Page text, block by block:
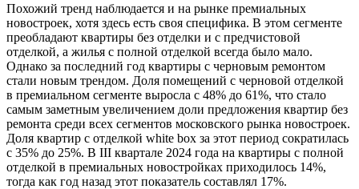
Похожий тренд наблюдается и на рынке премиальных
новостроек, хотя здесь есть своя специфика. В этом сегменте
преобладают квартиры без отделки и с предчистовой
отделкой, а жилья с полной отделкой всегда было мало.
Однако за последний год квартиры с черновым ремонтом
стали новым трендом. Доля помещений с черновой отделкой
в премиальном сегменте выросла с 48% до 61%, что стало
самым заметным увеличением доли предложения квартир без
ремонта среди всех сегментов московского рынка новостроек.
Доля квартир с отделкой white box за этот период сократилась
с 35% до 25%. В III квартале 2024 года на квартиры с полной
отделкой в премиальных новостройках приходилось 14%,
тогда как год назад этот показатель составлял 17%.